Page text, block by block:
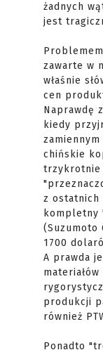
żadnych
jest
zawarte w
właśnie
cen
Naprawdę
kiedy
chińskie
trzykrotnie
z ostatnich
kompletny
(Suzumoto
1700
A prawda
produkcji
również
Ponadto